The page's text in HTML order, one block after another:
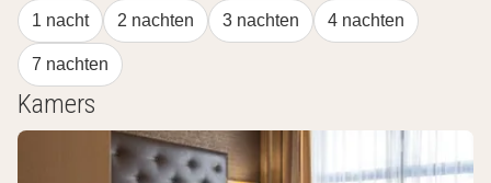
1 nacht 2 nachten 3 nachten 4 nachten
7 nachten
Kamers